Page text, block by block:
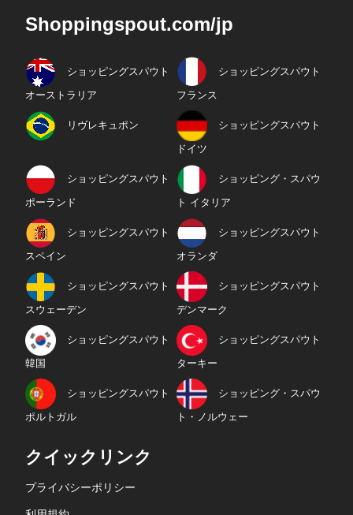
Shoppingspout.com/jp
ショッピングスパウト
オーストラリア
ショッピングスパウト
フランス
リヴレキュポン ショッピングスパウト
ドイツ
ショッピングスパウト
ポーランド
ショッピング・スパウ
ト イタリア
ショッピングスパウト
スペイン
ショッピングスパウト
オランダ
ショッピングスパウト
スウェーデン
ショッピングスパウト
デンマーク
ショッピングスパウト
韓国
ショッピングスパウト
ターキー
ショッピングスパウト
ポルトガル
ショッピング・スパウ
ト・ノルウェー
クイックリンク
プライバシーポリシー